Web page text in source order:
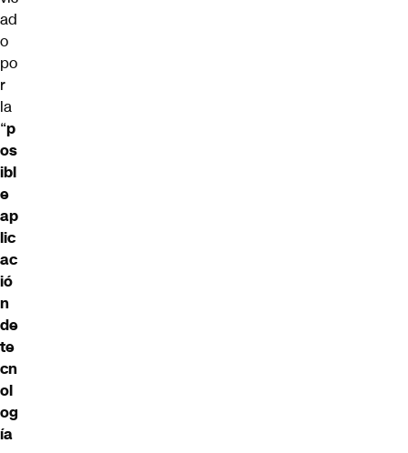
ad
o
po
r
la
“p
os
ibl
e
ap
lic
ac
ió
n
de
te
cn
ol
og
ía